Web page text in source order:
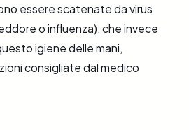
essere scatenate da virus
o influenza), che invece
igiene delle mani,
consigliate dal medico